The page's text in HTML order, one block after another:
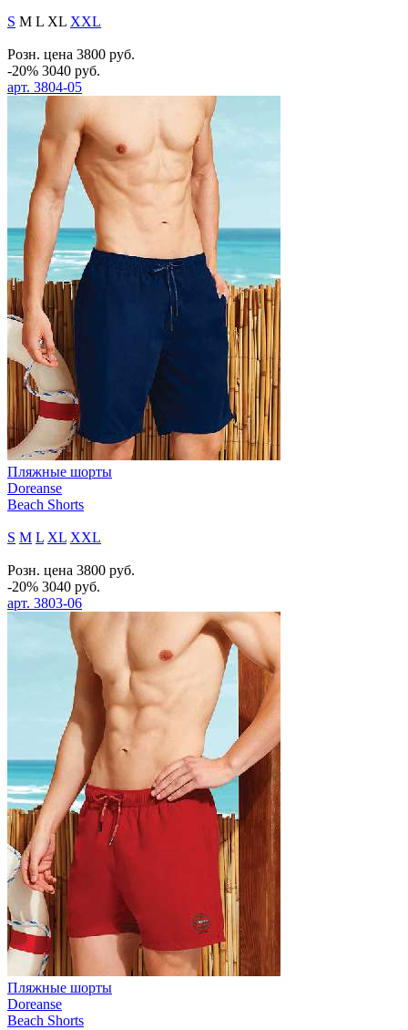
S M L XL XXL
Розн. цена 3800 руб.
-20% 3040 руб.
арт. 3804-05
Пляжные шорты
Doreanse
Beach Shorts
S M L XL XXL
Розн. цена 3800 руб.
-20% 3040 руб.
арт. 3803-06
Пляжные шорты
Doreanse
Beach Shorts